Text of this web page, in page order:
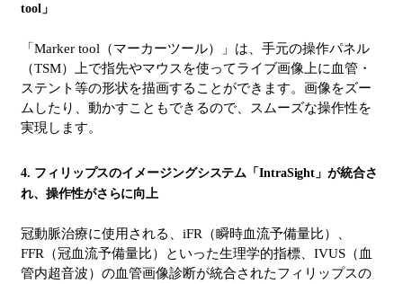
tool」
「Marker tool（マーカーツール）」は、手元の操作パネル
（TSM）上で指先やマウスを使ってライブ画像上に血管・
ステント等の形状を描画することができます。画像をズー
ムしたり、動かすこともできるので、スムーズな操作性を
実現します。
4. フィリップスのイメージングシステム「IntraSight」が統合さ
れ、操作性がさらに向上
冠動脈治療に使用される、iFR（瞬時血流予備量比）、
FFR（冠血流予備量比）といった生理学的指標、IVUS（血
管内超音波）の血管画像診断が統合されたフィリップスの